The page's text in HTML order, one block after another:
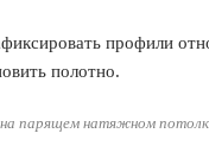
профили
полотно.
парящем натяжном